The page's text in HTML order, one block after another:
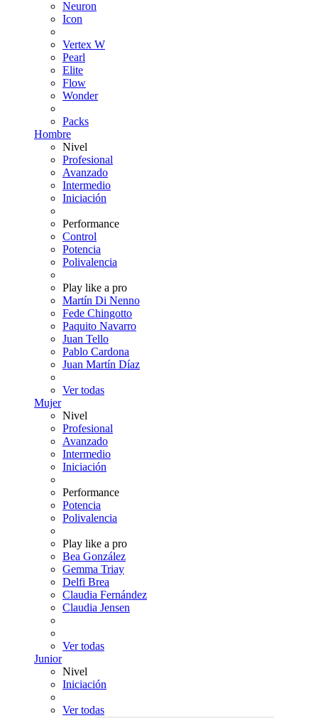
Neuron
Icon
Vertex W
Pearl
Elite
Flow
Wonder
Packs
Hombre
Nivel
Profesional
Avanzado
Intermedio
Iniciación
Performance
Control
Potencia
Polivalencia
Play like a pro
Martín Di Nenno
Fede Chingotto
Paquito Navarro
Juan Tello
Pablo Cardona
Juan Martín Díaz
Ver todas
Mujer
Nivel
Profesional
Avanzado
Intermedio
Iniciación
Performance
Potencia
Polivalencia
Play like a pro
Bea González
Gemma Triay
Delfi Brea
Claudia Fernández
Claudia Jensen
Ver todas
Junior
Nivel
Iniciación
Ver todas